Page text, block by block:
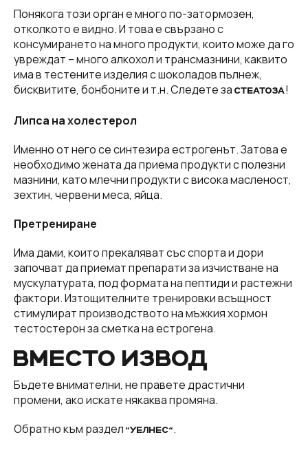
Понякога този орган е много по-затормозен,
отколкото е видно. И това е свързано с
консумирането на много продукти, които може да го
увреждат – много алкохол и трансмазнини, каквито
има в тестените изделия с шоколадов пълнеж,
бисквитите, бонбоните и т.н. Следете за СТЕАТОЗА!
Липса на холестерол
Именно от него се синтезира естрогенът. Затова е
необходимо жената да приема продукти с полезни
мазнини, като млечни продукти с висока масленост,
зехтин, червени меса, яйца.
Претрениране
Има дами, които прекаляват със спорта и дори
започват да приемат препарати за изчистване на
мускулатурата, под формата на пептиди и растежни
фактори. Изтощителните тренировки всъщност
стимулират производството на мъжкия хормон
тестостерон за сметка на естрогена.
ВМЕСТО ИЗВОД
Бъдете внимателни, не правете драстични
промени, ако искате някаква промяна.
Обратно към раздел “УЕЛНЕС“.